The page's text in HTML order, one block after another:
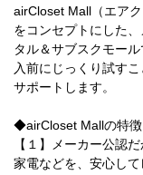
airCloset Mall（エア
をコンセプトにした
タル＆サブスクモー
入前にじっくり試す
サポートします。
◆airCloset Mallの特徴
【１】メーカー公認
家電などを、安心して